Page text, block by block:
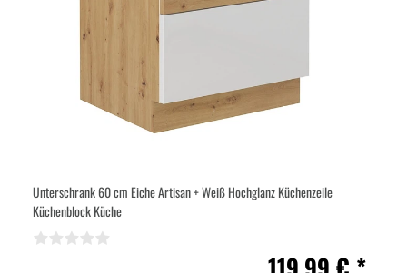
Unterschrank 60 cm Eiche Artisan + Weiß Hochglanz Küchenzeile
Küchenblock Küche